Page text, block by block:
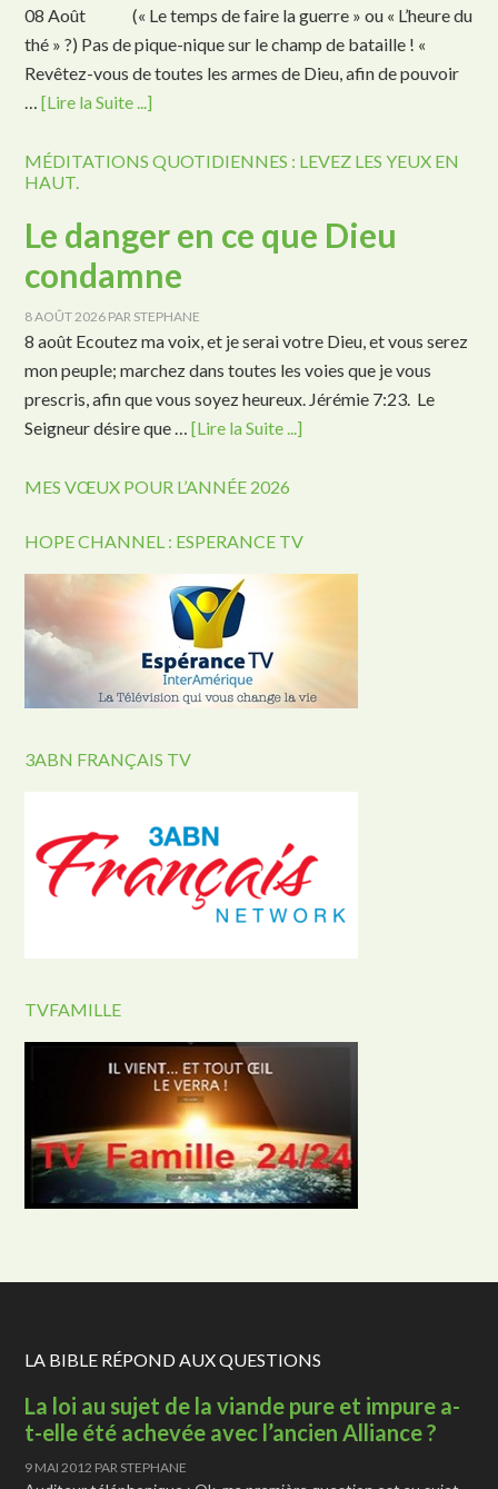
08 Août (« Le temps de faire la guerre » ou « L’heure du
thé » ?) Pas de pique-nique sur le champ de bataille ! «
Revêtez-vous de toutes les armes de Dieu, afin de pouvoir
…[Lire la Suite ...]
MÉDITATIONS QUOTIDIENNES : LEVEZ LES YEUX EN
HAUT.
Le danger en ce que Dieu
condamne
8 AOÛT 2026 PAR STEPHANE
8 août Ecoutez ma voix, et je serai votre Dieu, et vous serez
mon peuple; marchez dans toutes les voies que je vous
prescris, afin que vous soyez heureux. Jérémie 7:23. Le
Seigneur désire que …[Lire la Suite ...]
MES VŒUX POUR L’ANNÉE 2026
HOPE CHANNEL : ESPERANCE TV
3ABN FRANÇAIS TV
TVFAMILLE
LA BIBLE RÉPOND AUX QUESTIONS
La loi au sujet de la viande pure et impure a-
t-elle été achevée avec l’ancien Alliance ?
9 MAI 2012 PAR STEPHANE